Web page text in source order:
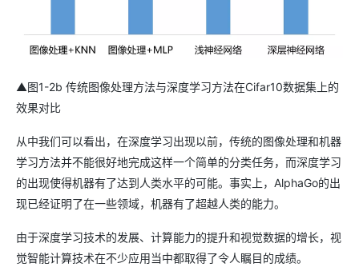
▲图1-2b 传统图像处理方法与深度学习方法在Cifar10数据集上的
效果对比
从中我们可以看出，在深度学习出现以前，传统的图像处理和机器
学习方法并不能很好地完成这样一个简单的分类任务，而深度学习
的出现使得机器有了达到人类水平的可能。事实上，AlphaGo的出
现已经证明了在一些领域，机器有了超越人类的能力。
由于深度学习技术的发展、计算能力的提升和视觉数据的增长，视
觉智能计算技术在不少应用当中都取得了令人瞩目的成绩。